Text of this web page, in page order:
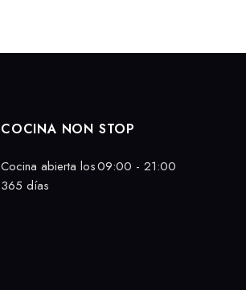
COCINA NON STOP
Cocina abierta los
365 días
09:00 - 21:00